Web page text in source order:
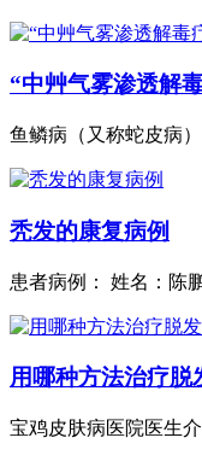
“中艸气雾渗透解
鱼鳞病（又称蛇皮病
秃发的康复病例
患者病例： 姓名：陈
用哪种方法治疗脱
宝鸡皮肤病医院医生